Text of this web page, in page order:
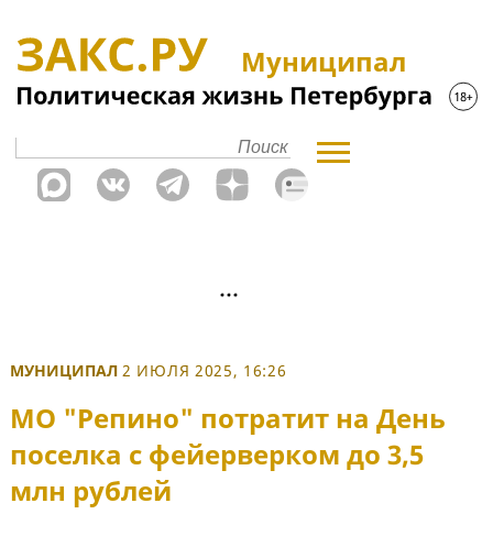
Муниципал
МУНИЦИПАЛ 2 ИЮЛЯ 2025, 16:26
МО "Репино" потратит на День
поселка с фейерверком до 3,5
млн рублей